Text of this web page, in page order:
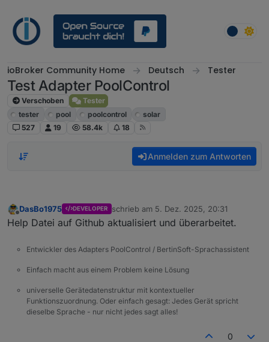
ioBroker Community Home Deutsch Tester
Test Adapter PoolControl
Verschoben
Tester
tester
pool poolcontrol
solar
527
19 58.4k 18
Anmelden zum Antworten
Offline
DasBo1975 DEVELOPER schrieb am 5. Dez. 2025, 20:31
zuletzt editiert von
Help Datei auf Github aktualisiert und überarbeitet.
Entwickler des Adapters PoolControl / BertinSoft-Sprachassistent
Einfach macht aus einem Problem keine Lösung
universelle Gerätedatenstruktur mit kontextueller
Funktionszuordnung. Oder einfach gesagt: Jedes Gerät spricht
dieselbe Sprache - nur nicht jedes sagt alles!
0